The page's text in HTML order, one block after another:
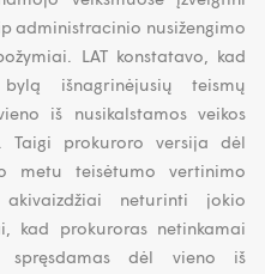
administracinio nusižengimo
LAT konstatavo, kad
išnagrinėjusių teismų
iš nusikalstamos veikos
Taigi prokuroro versija dėl
metu teisėtumo vertinimo
neturinti jokio
kad prokuroras netinkamai
spręsdamas dėl vieno iš